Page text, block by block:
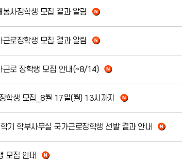
사장학생 모집 결과 알림
로장학생 모집 결과 알림
근로 장학생 모집 안내(~8/14)
학생 모집_8월 17일(월) 13시까지
학부사무실 국가근로장학생 선발 결과 안내
모집 안내